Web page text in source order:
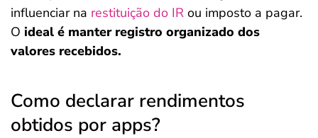
influenciar na restituição do IR ou imposto a pagar.
O ideal é manter registro organizado dos
valores recebidos.
Como declarar rendimentos
obtidos por apps?